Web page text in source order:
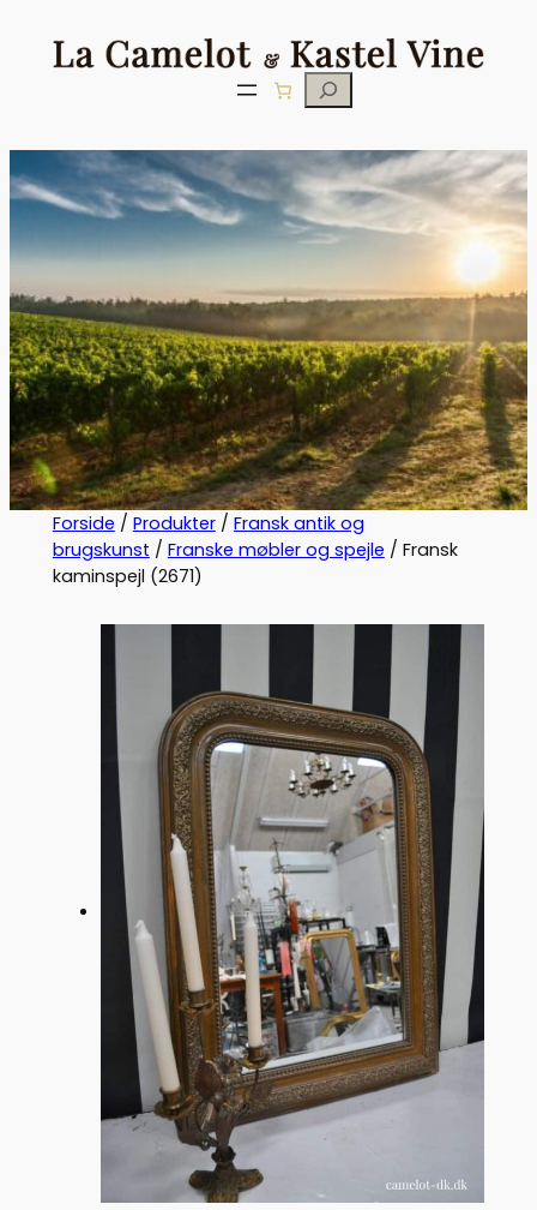
Søg
Forside / Produkter/ Fransk antik og
brugskunst / Franske møbler og spejle / Fransk
kaminspejl (2671)